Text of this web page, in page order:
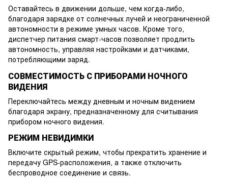
Оставайтесь в движении дольше, чем когда-либо,
благодаря зарядке от солнечных лучей и неограниченной
автономности в режиме умных часов. Кроме того,
диспетчер питания смарт-часов позволяет продлить
автономность, управляя настройками и датчиками,
потребляющими заряд.
СОВМЕСТИМОСТЬ С ПРИБОРАМИ НОЧНОГО
ВИДЕНИЯ
Переключайтесь между дневным и ночным видением
благодаря экрану, предназначенному для считывания
прибором ночного видения.
РЕЖИМ НЕВИДИМКИ
Включите скрытый режим, чтобы прекратить хранение и
передачу GPS-расположения, а также отключить
беспроводное соединение и связь.